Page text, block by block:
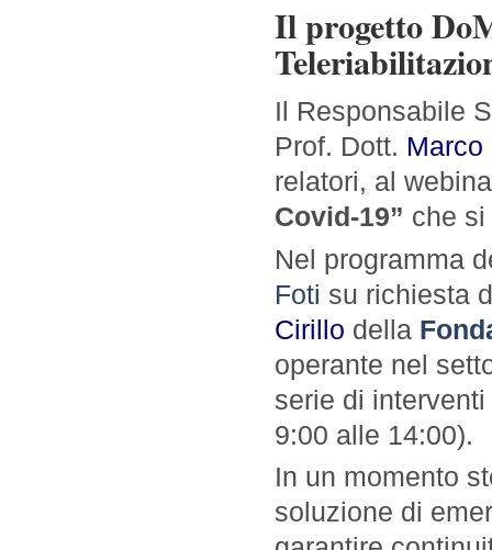
Il progetto
Il Responsabile
Prof. Dott. Marco
relatori, al
Covid-19” che
Nel programma
Foti su richiesta
Cirillo della
operante nel
serie di
9:00 alle 14:00).
In un momento
soluzione di